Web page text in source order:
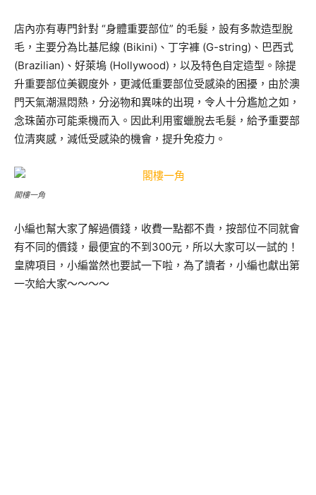
店內亦有專門針對 “身體重要部位” 的毛髮，設有多款造型脫
毛，主要分為比基尼線 (Bikini)、丁字褲 (G-string)、巴西式
(Brazilian)、好萊塢 (Hollywood)，以及特色自定造型。除提
升重要部位美觀度外，更減低重要部位受感染的困擾，由於澳
門天氣潮濕悶熱，分泌物和異味的出現，令人十分尷尬之如，
念珠菌亦可能乘機而入。因此利用蜜蠟脫去毛髮，給予重要部
位清爽感，減低受感染的機會，提升免疫力。
閣樓一角
小編也幫大家了解過價錢，收費一點都不貴，按部位不同就會
有不同的價錢，最便宜的不到300元，所以大家可以一試的！
皇牌項目，小編當然也要試一下啦，為了讀者，小編也獻出第
一次給大家～～～～